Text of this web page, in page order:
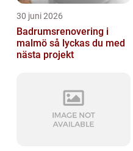
30 juni 2026
Badrumsrenovering i
malmö så lyckas du med
nästa projekt